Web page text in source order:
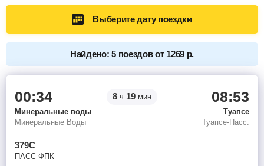
Выберите дату поездки
Найдено: 5 поездов от 1269 р.
00:34 8 ч 19 мин 08:53
Минеральные воды
Туапсе
Минеральные Воды
Туапсе-Пасс.
379С
ПАСС ФПК